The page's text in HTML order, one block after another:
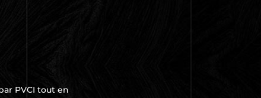
PVCI tout en